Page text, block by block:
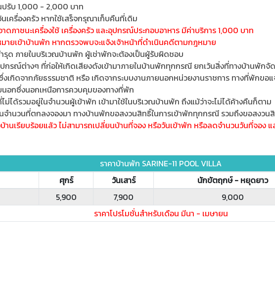
รับ 1,000 - 2,000 บาท
เครื่องครัว หากใช้เสร็จกรุณาเก็บคืนที่เดิม
ดภาชนะเครื่องใช้ เครื่องครัว และอุปกรณ์ประกอบอาหาร มีค่าบริการ 1,000 บาท
ยเข้าบ้านพัก หากตรวจพบจะแจ้งเจ้าหน้าที่ดำเนินคดีตามกฎหมาย
ด ภายในบริเวณบ้านพัก ผู้เช่าพักจะต้องเป็นผู้รับผิดชอบ
กรณ์ต่างๆ ที่ก่อให้เกิดเสียงดังเข้ามาภายในบ้านพักทุกกรณี ยกเว้นสิ่งที่ทางบ้านพักจัด
เกิดจากภัยธรรมชาติ หรือ เกิดจากระบบงานภายนอกหน่วยงานราชการ ทางที่พักข
นอกซึ่งนอกเหนือการควบคุมของทางที่พัก
ด้รวมอยู่ในจำนวนผู้เข้าพัก เข้ามาใช้ในบริเวณบ้านพัก ถึงแม้ว่าจะไม่ได้ค้างคืนก็ตาม
ำนวนที่ตกลงจองมา ทางบ้านพักขอสงวนสิทธิ์ในการเข้าพักทุกกรณี รวมถึงขอสงวน
บ้านเรียบร้อยแล้ว ไม่สามารถเปลี่ยนบ้านที่จอง หรือวันเข้าพัก หรือลดจำนวนวันที่จอง
ราคาบ้านพัก SARINE-11 POOL VILLA
ศุกร์ วันเสาร์ นักขัตฤกษ์ - หยุดยาว
5,900 7,900 9,000
ราคาโปรโมชั่นสำหรับเดือน มีนา - เมษายน